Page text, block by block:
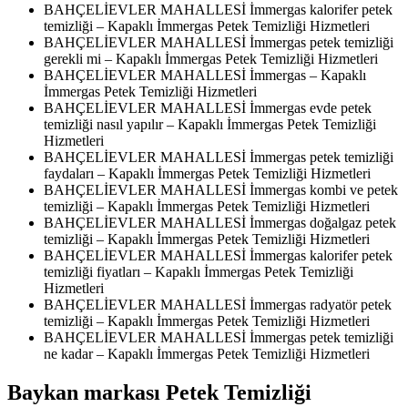
BAHÇELİEVLER MAHALLESİ İmmergas kalorifer petek
temizliği – Kapaklı İmmergas Petek Temizliği Hizmetleri
BAHÇELİEVLER MAHALLESİ İmmergas petek temizliği
gerekli mi – Kapaklı İmmergas Petek Temizliği Hizmetleri
BAHÇELİEVLER MAHALLESİ İmmergas – Kapaklı
İmmergas Petek Temizliği Hizmetleri
BAHÇELİEVLER MAHALLESİ İmmergas evde petek
temizliği nasıl yapılır – Kapaklı İmmergas Petek Temizliği
Hizmetleri
BAHÇELİEVLER MAHALLESİ İmmergas petek temizliği
faydaları – Kapaklı İmmergas Petek Temizliği Hizmetleri
BAHÇELİEVLER MAHALLESİ İmmergas kombi ve petek
temizliği – Kapaklı İmmergas Petek Temizliği Hizmetleri
BAHÇELİEVLER MAHALLESİ İmmergas doğalgaz petek
temizliği – Kapaklı İmmergas Petek Temizliği Hizmetleri
BAHÇELİEVLER MAHALLESİ İmmergas kalorifer petek
temizliği fiyatları – Kapaklı İmmergas Petek Temizliği
Hizmetleri
BAHÇELİEVLER MAHALLESİ İmmergas radyatör petek
temizliği – Kapaklı İmmergas Petek Temizliği Hizmetleri
BAHÇELİEVLER MAHALLESİ İmmergas petek temizliği
ne kadar – Kapaklı İmmergas Petek Temizliği Hizmetleri
Baykan markası Petek Temizliği